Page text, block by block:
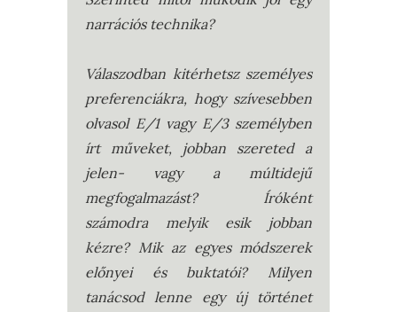
narrációs technika?
Válaszodban kitérhetsz személyes
preferenciákra, hogy szívesebben
olvasol E/1 vagy E/3 személyben
írt műveket, jobban szereted a
jelen- vagy a múltidejű
megfogalmazást? Íróként
számodra melyik esik jobban
kézre? Mik az egyes módszerek
előnyei és buktatói? Milyen
tanácsod lenne egy új történet